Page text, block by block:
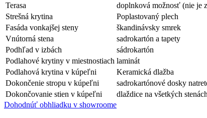
Terasa
doplnková možnosť (nie je
Strešná krytina
Poplastovaný plech
Fasáda vonkajšej steny
škandinávsky smrek
Vnútorná stena
sadrokartón a tapety
Podhľad v izbách
sádrokartón
Podlahové krytiny v miestnostiach laminát
Podlahová krytina v kúpeľni
Keramická dlažba
Dokončenie stropu v kúpeľni
sadrokartónové dosky
Dokončovanie stien v kúpeľni
dlaždice na všetkých stenách
Dohodnúť obhliadku v showroome